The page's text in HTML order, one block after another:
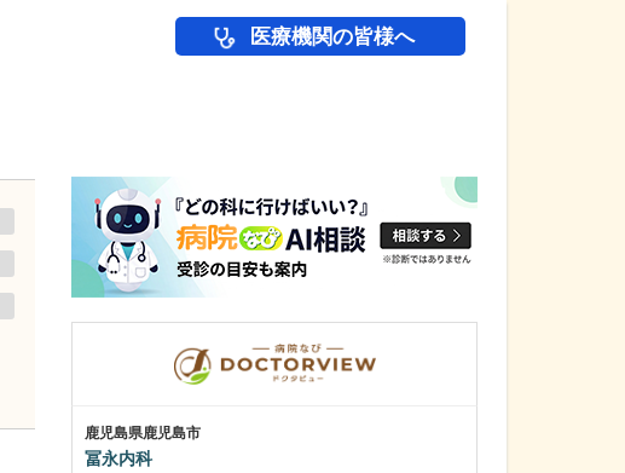
医療機関の皆様へ
鹿児島県鹿児島市
冨永内科